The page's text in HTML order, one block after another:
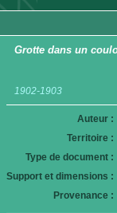
Grotte dans un
1902-1903
Auteur :
Territoire :
Type de document :
Support et dimensions :
Provenance :